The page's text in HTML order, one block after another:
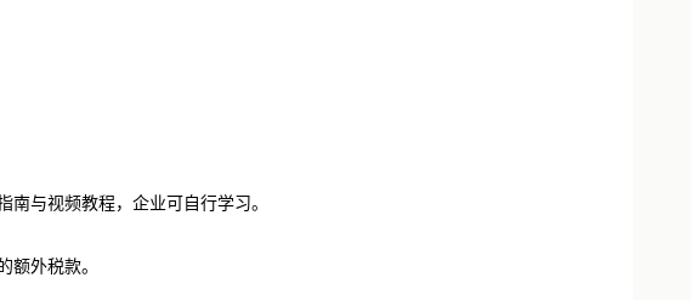
与视频教程，企业可自行学习。
额外税款。